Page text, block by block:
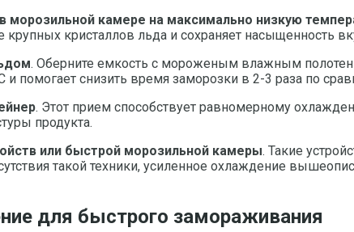
камере на максимально низкую
кристаллов льда и сохраняет насыщенность
. Оберните емкость с мороженым влажным
помогает снизить время заморозки в 2-3 раза по
. Этот прием способствует равномерному
продукта.
или быстрой морозильной камеры. Такие
такой техники, усиленное охлаждение
для быстрого замораживания